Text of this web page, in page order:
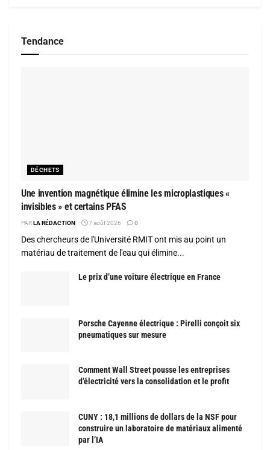
Tendance
DÉCHETS
Une invention magnétique élimine les microplastiques «
invisibles » et certains PFAS
PARLA RÉDACTION 7 août 2026 0
Des chercheurs de l'Université RMIT ont mis au point un
matériau de traitement de l'eau qui élimine...
Le prix d’une voiture électrique en France
Porsche Cayenne électrique : Pirelli conçoit six
pneumatiques sur mesure
Comment Wall Street pousse les entreprises
d’électricité vers la consolidation et le profit
CUNY : 18,1 millions de dollars de la NSF pour
construire un laboratoire de matériaux alimenté
par l’IA